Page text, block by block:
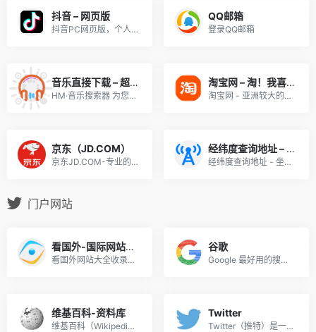
抖音 – 网页版
抖音PC网页版，个人使用。
QQ邮箱
登录QQ邮箱
音乐直接下载 – 超级好用（多工具合集）
HM·音乐搜索器 为您免费提供稳定、快速、免费的多站合一音乐搜索解决方案
淘宝网 – 淘！我喜欢
淘宝网 - 亚洲较大的网上交易平台，提供各类服饰、美容、家居、数码、话费/点卡充值… 数亿优质商品，同时提供担保交易(先收货后付款)等安全交易保障服务，并由商家提供退货承诺、破损补寄等消费者保障服务，让你安心享受网上购物乐趣！
京东（JD.COM）
京东JD.COM-专业的综合网上购物商城，为您提供正品低价的购物选择、优质便捷的服务体验。商品来自全球数十万品牌商家，囊括家电、手机、电脑、服装、居家、母婴、美妆、个护、食品、生鲜等丰富品类，满足各种购物需求。
经纬度查询地址 – 坐标拾取器
经纬度查询地址 - 坐标拾取器
门户网站
看国外-国际网站导航
看国外网站大全收录了国外著名的网站、好玩的、好看的、有趣的国外网站以及实用的、优秀的国外网站，包括国外视频、国外购物、国外交友、国外新闻等多种类型，打造最专业的国外网址导航。
谷歌
Google 最好用的搜索引擎
维基百科-资料库
维基百科（Wikipedia），是一个基于维基技术的多语言百科全书协作计划，用多种语言编写的网络百科全书。维基百科由非营利组织维基媒体基金会负责营运维基百科。
Twitter
Twitter（推特）是一家美国社交网络及微博客服务的公司，致力于服务公众对话 。它可以让用户更新不超过140个字符的消息（除中文、日文和韩文外已提高上限至280个字符 ），这些消息也被称作“推文（Tweet）”，Twitter被形容为“互联网的短信服务”。 。